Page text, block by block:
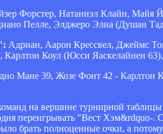
Форстер, Натаниэл Клайн,
Пелле, Элджеро Элиа (Душан
Адриан, Аарон Крессвел, Джеймс
Коул (Юсси Яаскелайнен
Мане 39, Жозе Фонт 42 - Карлтон
на вершине турнирной
переигрывать "Вест Хэм&rdquo-.
брать полноценные очки, а